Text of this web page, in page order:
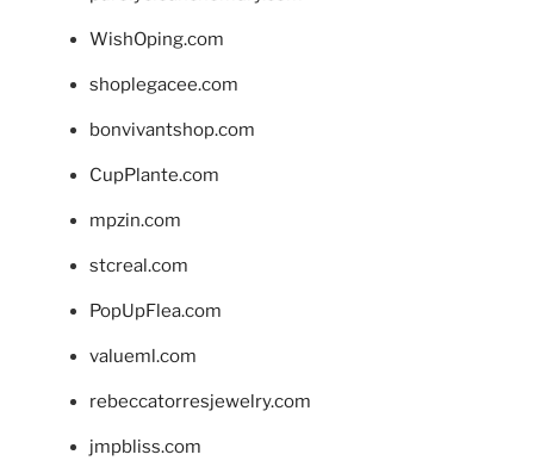
WishOping.com
shoplegacee.com
bonvivantshop.com
CupPlante.com
mpzin.com
stcreal.com
PopUpFlea.com
valueml.com
rebeccatorresjewelry.com
jmpbliss.com